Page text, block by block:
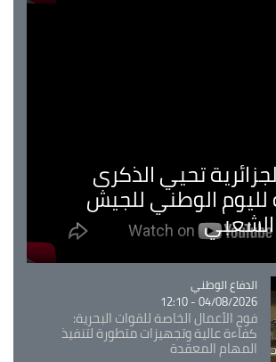
تحيي الذكرى
الوطني للجيش
Catégorie
الدفاع الوطني
04/08/2026 - 12:10
فوج الأعمال الخاصة للقوات البحرية:
كفاءة عالية وتجهيزات متطورة لتنفيذ
المهام المعقدة